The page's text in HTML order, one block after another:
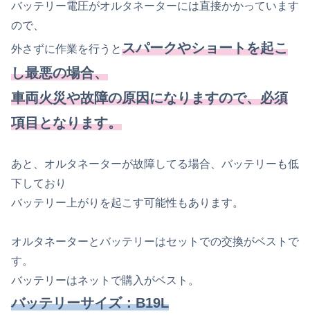
バッテリー電圧がオルタネーターには直接かかっています
ので、
外さずに作業を行うとスパークやショートを起こ
し最悪の場合、
車両火災や故障の原因になりますので、必須
項目となります。
あと、オルタネーターが故障してる場合、バッテリーも低
下しており
バッテリー上がりを起こす可能性もあります。
オルタネーターとバッテリーはセットでの交換がベストで
す。
バッテリーはネットで購入がベスト。
バッテリーサイズ：B19L